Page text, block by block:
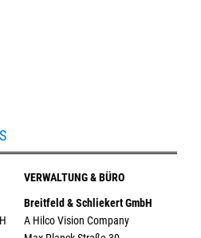
VERWALTUNG & BÜRO
Breitfeld & Schliekert GmbH
A Hilco Vision Company